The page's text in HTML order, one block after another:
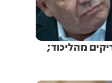
מהליכוד;